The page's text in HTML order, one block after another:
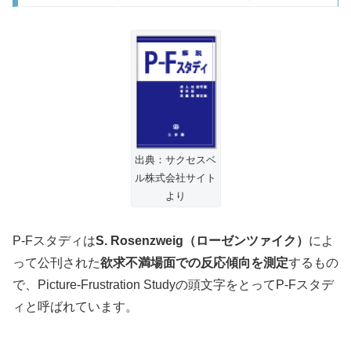
出典：サクセスベ
ル株式会社サイト
より
P-FスタディはS. Rosenzweig（ローゼンツァイク） によ
って公刊された欲求不満場面での反応傾向を測定するもの
で、Picture-Frustration Studyの頭文字をとってP-Fスタデ
ィと呼ばれています。